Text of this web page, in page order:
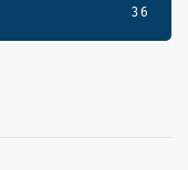
36